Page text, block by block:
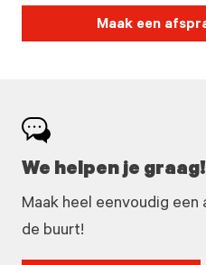
Maak een
We helpen je graag!
Maak heel eenvoudig een
de buurt!